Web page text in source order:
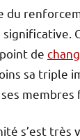
du
de
sa triple
membres
s’est